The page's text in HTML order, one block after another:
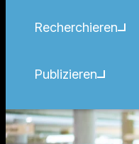
Recherchieren
Publizieren